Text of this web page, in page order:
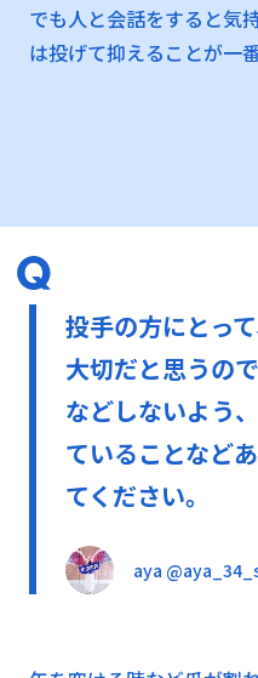
でも人と会話をすると気
は投げて抑えることが一
投手の方にとっ
大切だと思うの
などしないよう
ていることなど
てください。
aya